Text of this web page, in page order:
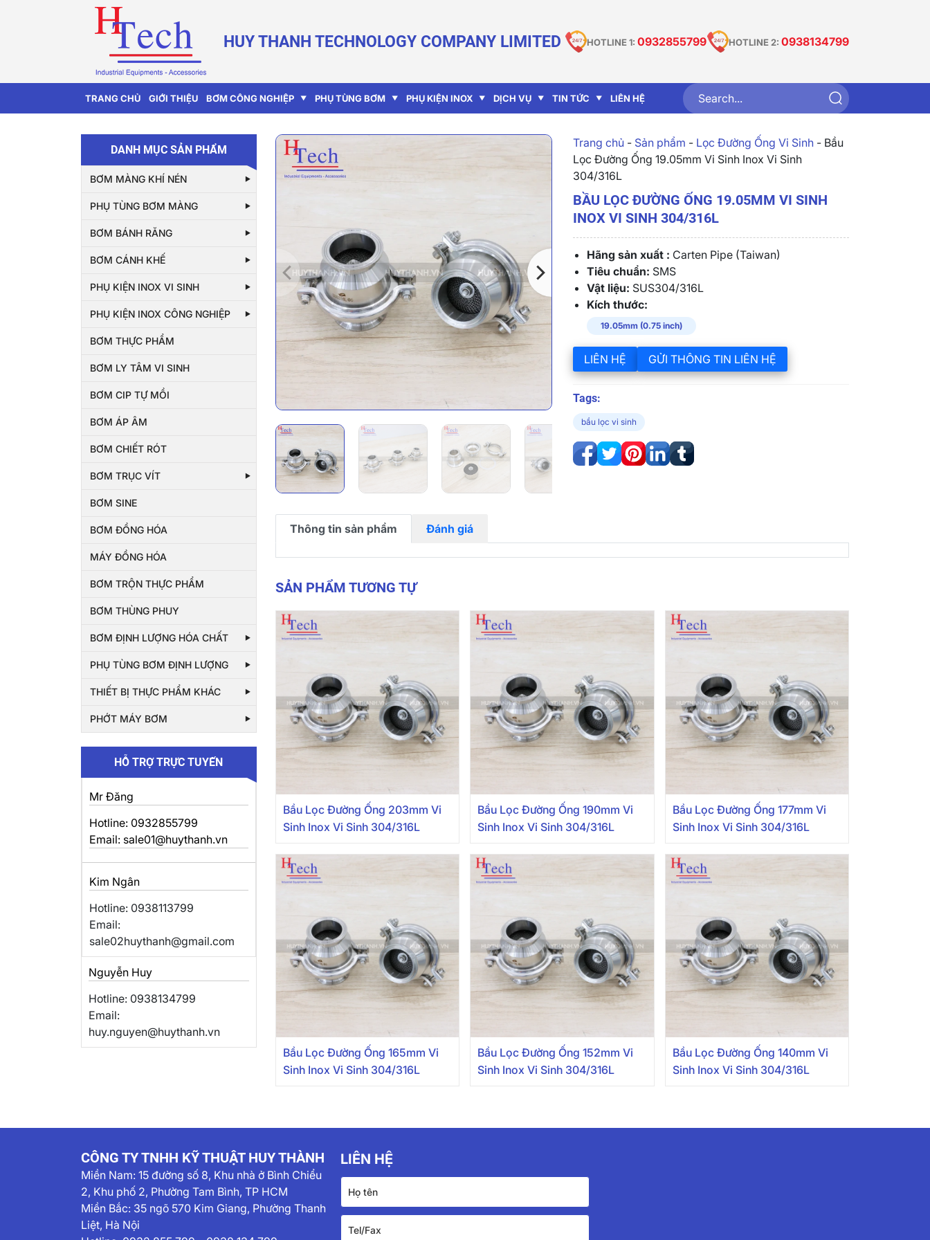
HUY THANH TECHNOLOGY COMPANY LIMITED HOTLINE 1: 0932855799 HOTLINE 2: 0938134799
TRANG CHỦ GIỚI THIỆU BƠM CÔNG NGHIỆP PHỤ TÙNG BƠM PHỤ KIỆN INOX DỊCH VỤ TIN TỨC LIÊN HỆ
DANH MỤC SẢN PHẨM
BƠM MÀNG KHÍ NÉN
PHỤ TÙNG BƠM MÀNG
BƠM BÁNH RĂNG
BƠM CÁNH KHẾ
PHỤ KIỆN INOX VI SINH
PHỤ KIỆN INOX CÔNG NGHIỆP
BƠM THỰC PHẨM
BƠM LY TÂM VI SINH
BƠM CIP TỰ MỒI
BƠM ÁP ÂM
BƠM CHIẾT RÓT
BƠM TRỤC VÍT
BƠM SINE
BƠM ĐỒNG HÓA
MÁY ĐỒNG HÓA
BƠM TRỘN THỰC PHẨM
BƠM THÙNG PHUY
BƠM ĐỊNH LƯỢNG HÓA CHẤT
PHỤ TÙNG BƠM ĐỊNH LƯỢNG
THIẾT BỊ THỰC PHẨM KHÁC
PHỚT MÁY BƠM
HỖ TRỢ TRỰC TUYẾN
Mr Đăng
Hotline: 0932855799
Email: sale01@huythanh.vn
Kim Ngân
Hotline: 0938113799
Email:
sale02huythanh@gmail.com
Nguyễn Huy
Hotline: 0938134799
Email:
huy.nguyen@huythanh.vn
Trang chủ- Sản phẩm - Lọc Đường Ống Vi Sinh- Bầu
Lọc Đường Ống 19.05mm Vi Sinh Inox Vi Sinh
304/316L
BẦU LỌC ĐƯỜNG ỐNG 19.05MM VI SINH
INOX VI SINH 304/316L
Hãng sản xuất : Carten Pipe (Taiwan)
Tiêu chuẩn: SMS
Vật liệu: SUS304/316L
Kích thước:
19.05mm (0.75 inch)
LIÊN HỆ GỬI THÔNG TIN LIÊN HỆ
Tags:
bầu lọc vi sinh
Thông tin sản phẩm Đánh giá
SẢN PHẨM TƯƠNG TỰ
Bầu Lọc Đường Ống 203mm Vi
Sinh Inox Vi Sinh 304/316L
Bầu Lọc Đường Ống 190mm Vi
Sinh Inox Vi Sinh 304/316L
Bầu Lọc Đường Ống 177mm Vi
Sinh Inox Vi Sinh 304/316L
Bầu Lọc Đường Ống 165mm Vi
Sinh Inox Vi Sinh 304/316L
Bầu Lọc Đường Ống 152mm Vi
Sinh Inox Vi Sinh 304/316L
Bầu Lọc Đường Ống 140mm Vi
Sinh Inox Vi Sinh 304/316L
CÔNG TY TNHH KỸ THUẬT HUY THÀNH
Miền Nam: 15 đường số 8, Khu nhà ở Bình Chiểu
2, Khu phố 2, Phường Tam Bình, TP HCM
Miền Bắc: 35 ngõ 570 Kim Giang, Phường Thanh
Liệt, Hà Nội
LIÊN HỆ